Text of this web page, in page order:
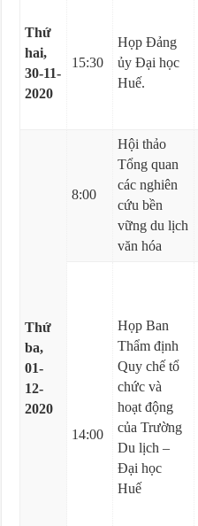
Thứ
hai,
30-11-
2020
15:30
Họp Đảng
ủy Đại học
Huế.
Thứ
ba,
01-
12-
2020
8:00
Hội thảo
Tổng quan
các nghiên
cứu bền
vững du lịch
văn hóa
14:00
Họp Ban
Thẩm định
Quy chế tổ
chức và
hoạt động
của Trường
Du lịch –
Đại học
Huế